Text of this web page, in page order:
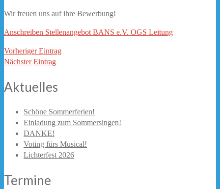
Wir freuen uns auf ihre Bewerbung!
Anschreiben Stellenangebot BANS e.V. OGS Leitung
Vorheriger Eintrag
Nächster Eintrag
Aktuelles
Schöne Sommerferien!
Einladung zum Sommersingen!
DANKE!
Voting fürs Musical!
Lichterfest 2026
Termine